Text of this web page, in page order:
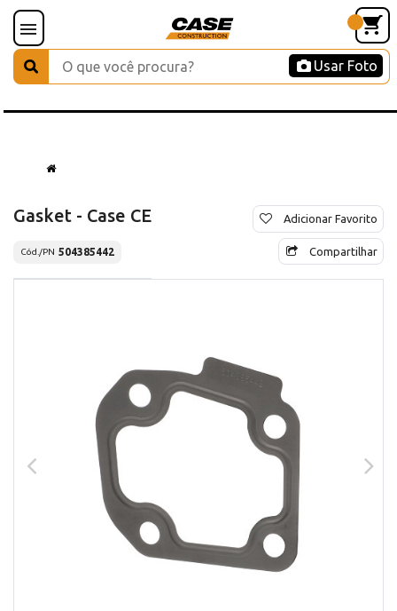
Usar Foto
Gasket - Case CE
Cód./PN 504385442
Adicionar Favorito
Compartilhar